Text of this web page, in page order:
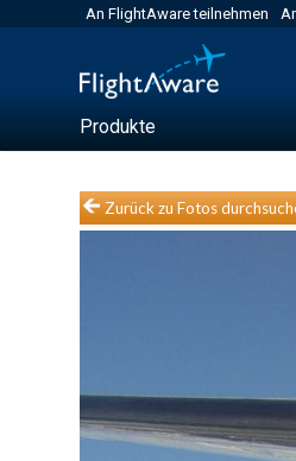
An FlightAware teilnehmen
Produkte
Zurück zu Fotos